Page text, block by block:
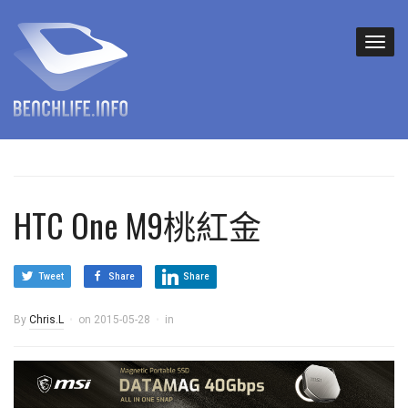
HTC One M9桃紅金
Tweet Share Share
By Chris.L on 2015-05-28 in